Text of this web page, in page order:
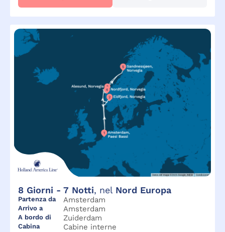
8 Giorni - 7 Notti, nel Nord Europa
Partenza da Amsterdam
Arrivo a Amsterdam
A bordo di Zuiderdam
Cabina Cabine interne